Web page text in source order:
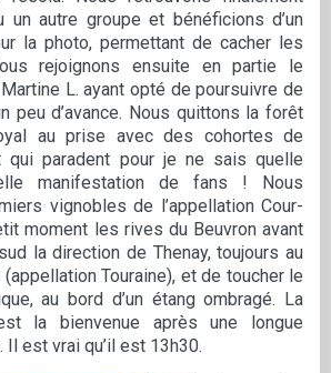
un autre groupe et bénéficions d’un
la photo, permettant de cacher les
rejoignons ensuite en partie le
L. ayant opté de poursuivre de
peu d’avance. Nous quittons la forêt
au prise avec des cohortes de
qui paradent pour je ne sais quelle
manifestation de fans ! Nous
vignobles de l’appellation Cour-
moment les rives du Beuvron avant
la direction de Thenay, toujours au
Touraine), et de toucher le
au bord d’un étang ombragé. La
la bienvenue après une longue
Il est vrai qu’il est 13h30.